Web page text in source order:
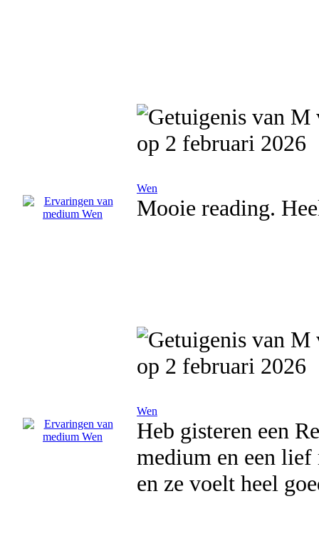
op 2 februari 2026
Wen
Mooie reading.
op 2 februari 2026
Wen
Heb gisteren een
medium en een
en ze voelt heel